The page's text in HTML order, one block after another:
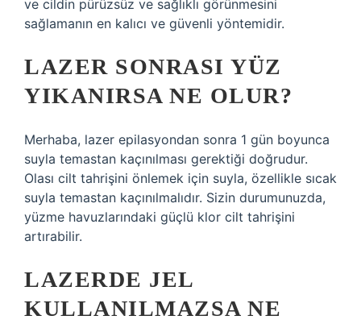
ve cildin pürüzsüz ve sağlıklı görünmesini
sağlamanın en kalıcı ve güvenli yöntemidir.
LAZER SONRASI YÜZ
YIKANIRSA NE OLUR?
Merhaba, lazer epilasyondan sonra 1 gün boyunca
suyla temastan kaçınılması gerektiği doğrudur.
Olası cilt tahrişini önlemek için suyla, özellikle sıcak
suyla temastan kaçınılmalıdır. Sizin durumunuzda,
yüzme havuzlarındaki güçlü klor cilt tahrişini
artırabilir.
LAZERDE JEL
KULLANILMAZSA NE